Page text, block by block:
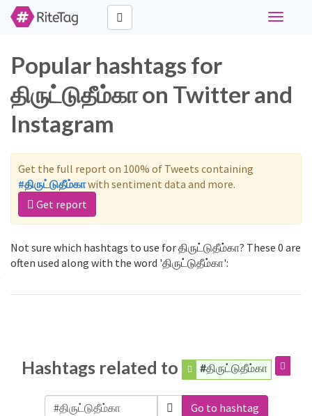
Toggle
Popular hashtags for
திருட்டுதீம்கா on Twitter and
Instagram
Get the full report on 100% of Tweets containing
#திருட்டுதீம்காwith sentiment data and more.
Get report
Not sure which hashtags to use for திருட்டுதீம்கா? These 0 are
often used along with the word 'திருட்டுதீம்கா':
Hashtags related to #திருட்டுதீம்கா
Go to hashtag